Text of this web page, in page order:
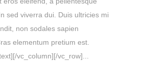
sed viverra dui. Duis ultricies mi
non sodales sapien
elementum pretium est.
vc_column][/vc_row]...